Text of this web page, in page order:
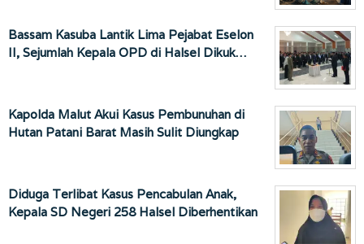
Bassam Kasuba Lantik Lima Pejabat Eselon
II, Sejumlah Kepala OPD di Halsel Dikuk…
Kapolda Malut Akui Kasus Pembunuhan di
Hutan Patani Barat Masih Sulit Diungkap
Diduga Terlibat Kasus Pencabulan Anak,
Kepala SD Negeri 258 Halsel Diberhentikan